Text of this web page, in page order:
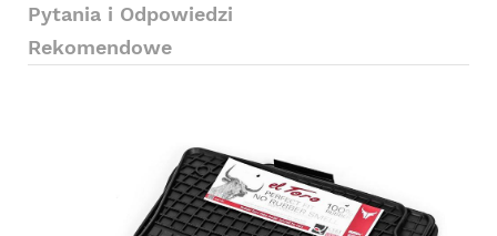
Pytania i Odpowiedzi
Rekomendowe